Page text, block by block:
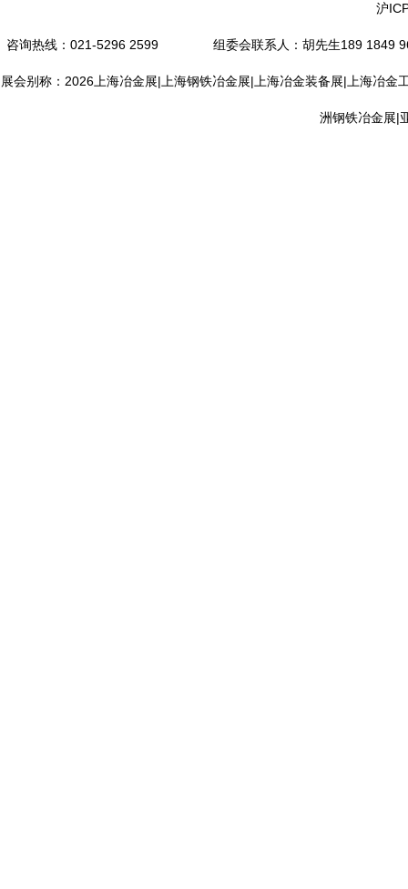
沪
咨询热线：021-5296 2599 组委会联系人 ：胡先生189
展会别称：2026上海冶金展|上海钢铁冶金展|上海冶金装备展|上海冶
洲钢铁冶金展|